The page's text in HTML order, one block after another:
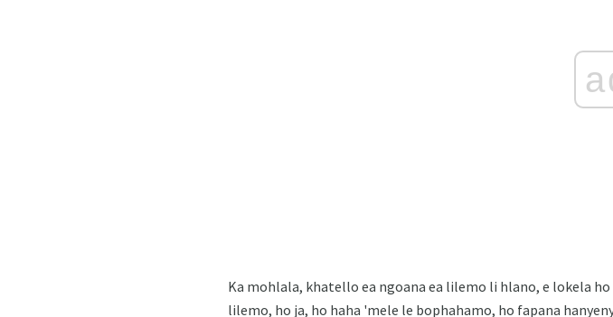
Ka mohlala, khatello ea ngoana ea lilemo li hlano, e lokela
lilemo, ho ja, ho haha ​​'mele le bophahamo, ho fapana